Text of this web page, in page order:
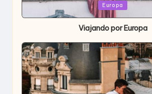
Publicada
Europa
Viajando por Europa